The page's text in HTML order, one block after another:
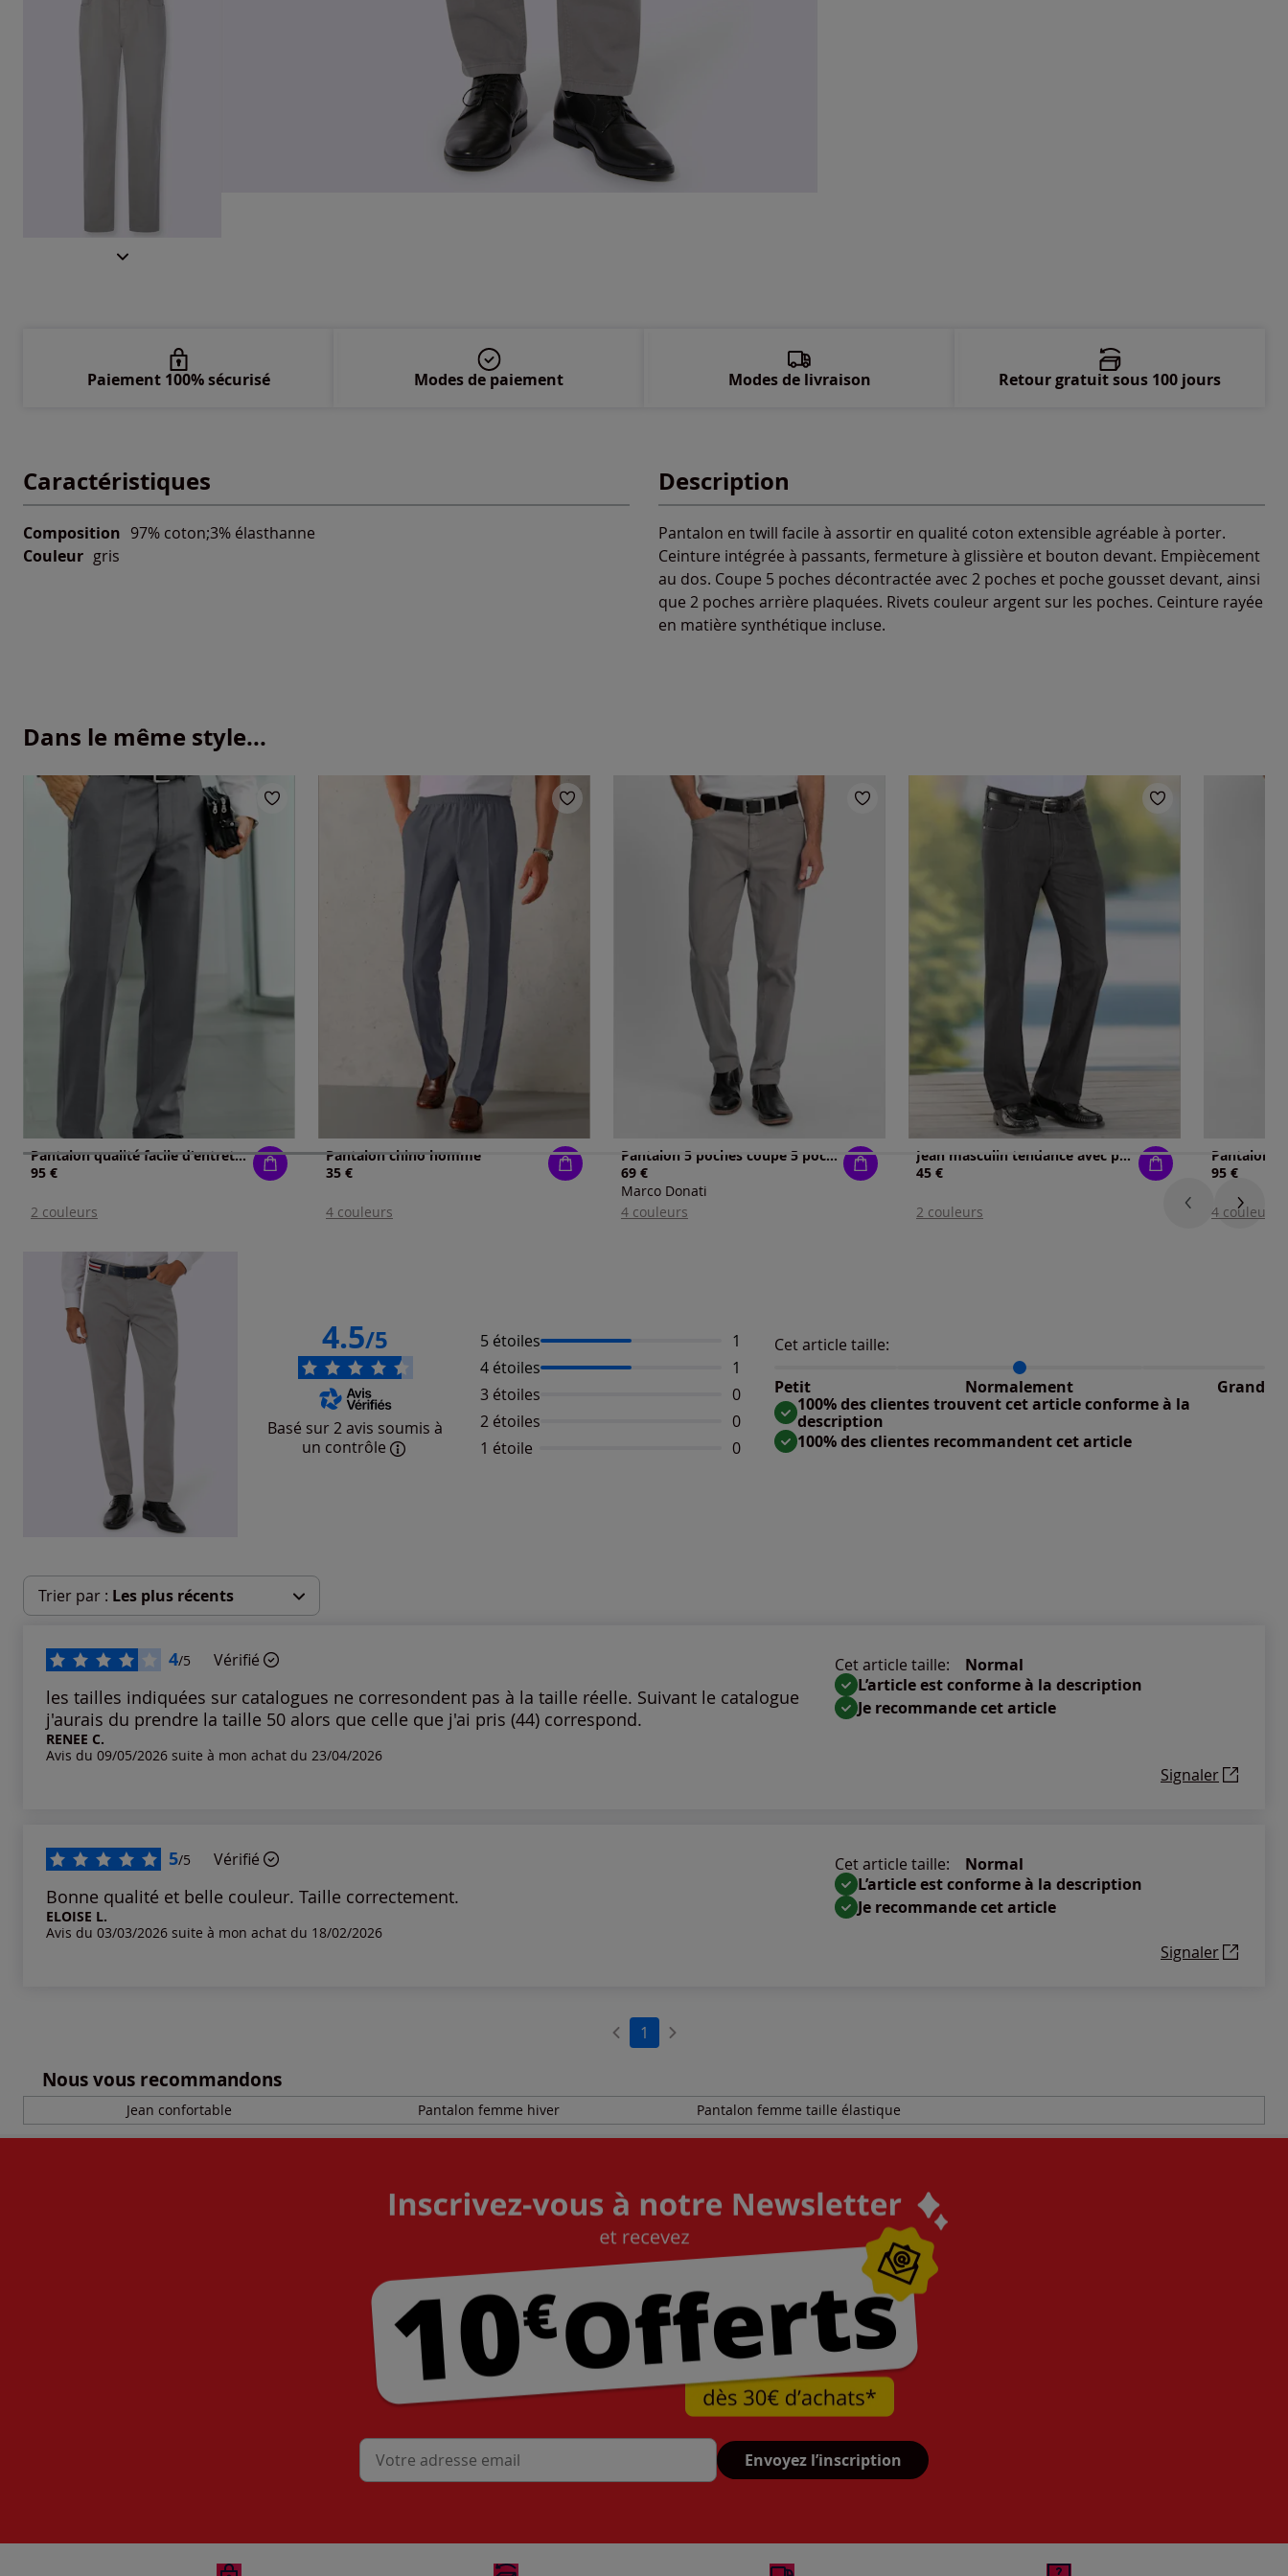
Caractéristiques
Composition 97% coton;3% élasthanne
Couleur gris
Description
Pantalon en twill facile à assortir en qualité coton extensible agréable à porter.
Ceinture intégrée à passants, fermeture à glissière et bouton devant. Empiècement
au dos. Coupe 5 poches décontractée avec 2 poches et poche gousset devant, ainsi
que 2 poches arrière plaquées. Rivets couleur argent sur les poches. Ceinture rayée
en matière synthétique incluse.
Paiement 100% sécurisé Modes de paiement Modes de livraison Retour gratuit sous 100 jours
Dans le même style...
Pantalon qualité facile d'entretien
95 €
2 couleurs
Pantalon chino homme
35 €
4 couleurs
Pantalon 5 poches coupe 5 poches
69 €
Marco Donati
4 couleurs
Jean masculin tendance avec poches et passants
45 €
2 couleurs
95 €
4 couleurs
4.5/5
Basé sur 2 avis soumis à
un contrôle
5 étoiles Nombre d'avis :
1
4 étoiles
Nombre d'avis :
1
3 étoiles
Aucun avis disponible
0
2 étoiles
Aucun avis disponible
0
1 étoile
Aucun avis disponible
0
Cet article taille:
Petit
Normalement Grand
Répartition du taillant selon les avis clients
Taille grand : 0%
100% des clientes trouvent cet article conforme à la
description
100% des clientes recommandent cet article
Trier par : Les plus récents
Les plus anciens
Notes les plus élevées
4/5 Vérifié
les tailles indiquées sur catalogues ne corresondent pas à la taille réelle. Suivant le catalogue
j'aurais du prendre la taille 50 alors que celle que j'ai pris (44) correspond.
RENEE C.
Avis du 09/05/2026 suite à mon achat du 23/04/2026
Cet article taille:
Normal
L’article est conforme à la description
Je recommande cet article
Signaler
5/5 Vérifié
Bonne qualité et belle couleur. Taille correctement.
ELOISE L.
Avis du 03/03/2026 suite à mon achat du 18/02/2026
Cet article taille:
Normal
L’article est conforme à la description
Je recommande cet article
Signaler
1
Nous vous recommandons
Jean confortable Pantalon femme hiver Pantalon femme taille élastique
Mon adresse mail Envoyez l’inscription